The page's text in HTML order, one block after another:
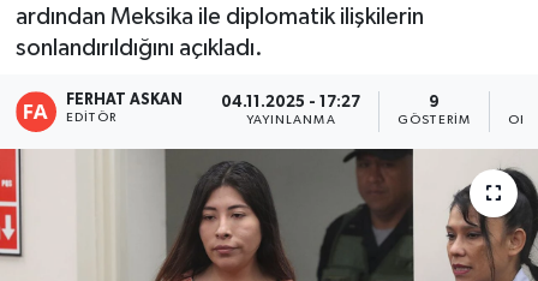
ardından Meksika ile diplomatik ilişkilerin
sonlandırıldığını açıkladı.
FERHAT ASKAN
EDITÖR
04.11.2025 - 17:27
YAYINLANMA
9
GÖSTERIM
Haber Arşivi